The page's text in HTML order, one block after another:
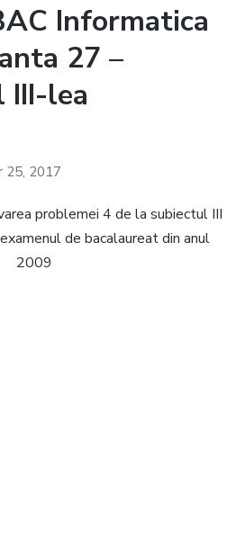
Informatica
27 –
III-lea
25, 2017
problemei 4 de la subiectul III
de bacalaureat din anul
2009